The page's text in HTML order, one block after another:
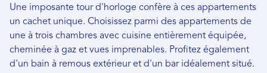
Une imposante tour d'horloge confère à ces appartements
un cachet unique. Choisissez parmi des appartements de
une à trois chambres avec cuisine entièrement équipée,
cheminée à gaz et vues imprenables. Profitez également
d'un bain à remous extérieur et d'un bar idéalement situé.